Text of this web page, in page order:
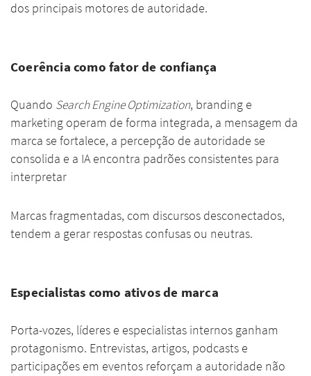
dos principais motores de autoridade.
Coerência como fator de confiança
Quando Search Engine Optimization, branding e
marketing operam de forma integrada, a mensagem da
marca se fortalece, a percepção de autoridade se
consolida e a IA encontra padrões consistentes para
interpretar
Marcas fragmentadas, com discursos desconectados,
tendem a gerar respostas confusas ou neutras.
Especialistas como ativos de marca
Porta-vozes, líderes e especialistas internos ganham
protagonismo. Entrevistas, artigos, podcasts e
participações em eventos reforçam a autoridade não